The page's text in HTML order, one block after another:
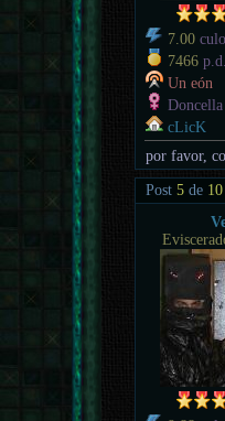
7.00
7466
Un eón
Doncella
cLicK
por favor,
Post5 de 10